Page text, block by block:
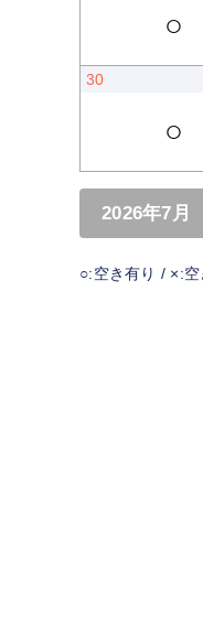
○
30
○
2026年7月
○:空き有り / ×: